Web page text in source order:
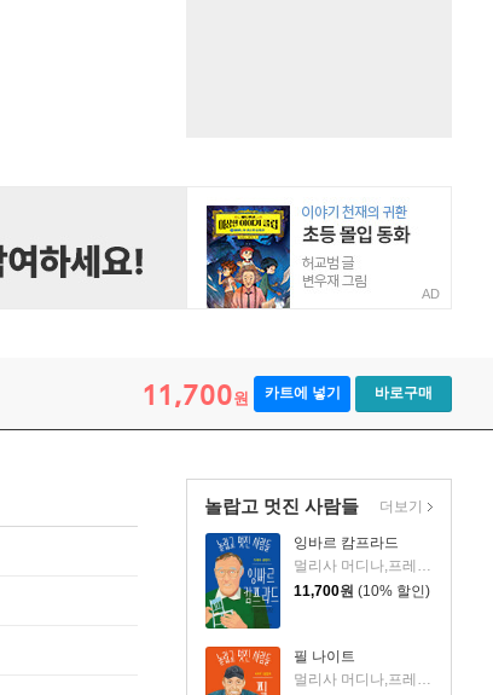
AD
11,700원 카트에 넣기 바로구매
놀랍고 멋진 사람들
잉바르 캄프라드
멀리사 머디나,프레드리크 콜팅 글/조르다노 폴로니 그림/홍연미 역
11,700원 (10% 할인)
필 나이트
멀리사 머디나,프레드리크 콜팅 글/요네야마 나쓰코 그림/홍연미 역
더보기